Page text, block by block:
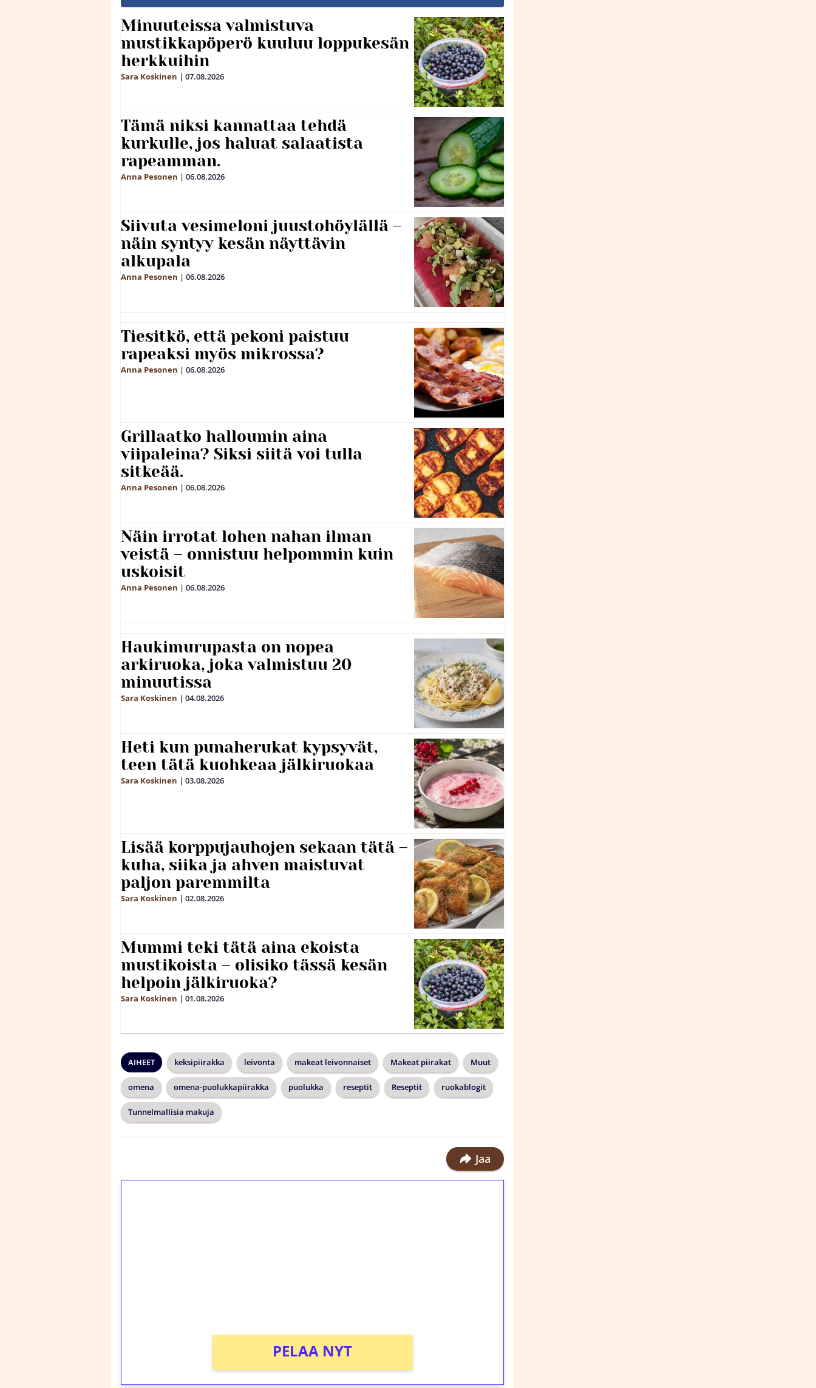
Minuuteissa valmistuva
mustikkapöperö kuuluu loppukesän
herkkuihin
Sara Koskinen | 07.08.2026
Tämä niksi kannattaa tehdä
kurkulle, jos haluat salaatista
rapeamman.
Anna Pesonen | 06.08.2026
Siivuta vesimeloni juustohöylällä –
näin syntyy kesän näyttävin
alkupala
Anna Pesonen | 06.08.2026
Tiesitkö, että pekoni paistuu
rapeaksi myös mikrossa?
Anna Pesonen | 06.08.2026
Grillaatko halloumin aina
viipaleina? Siksi siitä voi tulla
sitkeää.
Anna Pesonen | 06.08.2026
Näin irrotat lohen nahan ilman
veistä – onnistuu helpommin kuin
uskoisit
Anna Pesonen | 06.08.2026
Haukimurupasta on nopea
arkiruoka, joka valmistuu 20
minuutissa
Sara Koskinen | 04.08.2026
Heti kun punaherukat kypsyvät,
teen tätä kuohkeaa jälkiruokaa
Sara Koskinen | 03.08.2026
Lisää korppujauhojen sekaan tätä –
kuha, siika ja ahven maistuvat
paljon paremmilta
Sara Koskinen | 02.08.2026
Mummi teki tätä aina ekoista
mustikoista – olisiko tässä kesän
helpoin jälkiruoka?
Sara Koskinen | 01.08.2026
AIHEET keksipiirakka leivonta makeat leivonnaiset Makeat piirakat Muut
omena omena-puolukkapiirakka puolukka reseptit Reseptit ruokablogit
Tunnelmallisia makuja
Jaa
PELAA NYT